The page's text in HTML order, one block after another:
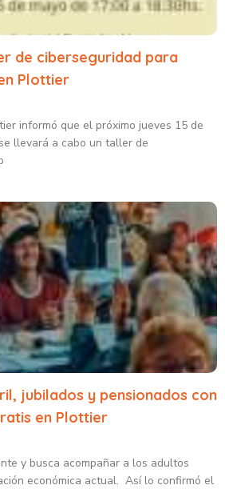
de ciberseguridad para
Plottier
informó que el próximo jueves 15 de
llevará a cabo un taller de
jubilados y pensionados con
en Plottier
y busca acompañar a los adultos
económica actual. Así lo confirmó el